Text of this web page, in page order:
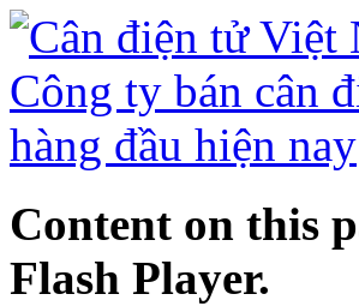
Content on this
Flash Player.